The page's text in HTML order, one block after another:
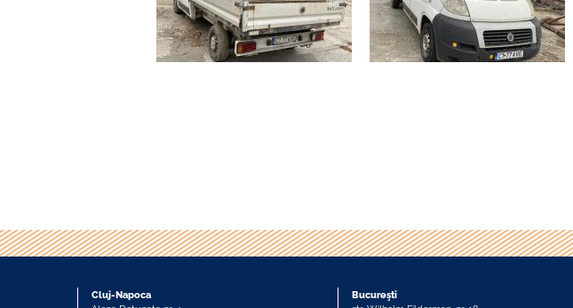
Cluj-Napoca
Bucureşti